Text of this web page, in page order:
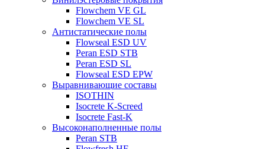
Flowchem VE GL
Flowchem VE SL
Антистатические полы
Flowseal ESD UV
Peran ESD STB
Peran ESD SL
Flowseal ESD EPW
Выравнивающие составы
ISOTHIN
Isocrete K-Screed
Isocrete Fast-K
Высоконаполненные полы
Peran STB